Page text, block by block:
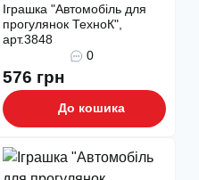
Іграшка "Автомобіль для
прогулянок ТехноК",
арт.3848
0
576 грн
До кошика